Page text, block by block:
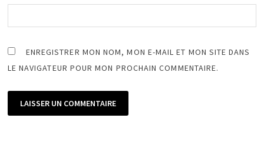
ENREGISTRER MON NOM, MON E-MAIL ET MON SITE DANS
LE NAVIGATEUR POUR MON PROCHAIN COMMENTAIRE.